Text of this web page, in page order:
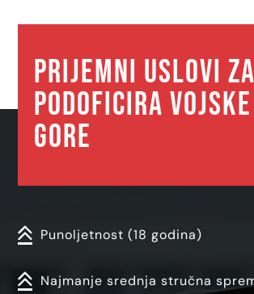
Prijemni uslovi za
PODOFICIRA
GORE
Punoljetnost (18 godina)
Najmanje srednja stručna